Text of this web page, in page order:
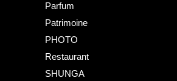
Parfum
Patrimoine
PHOTO
Restaurant
SHUNGA